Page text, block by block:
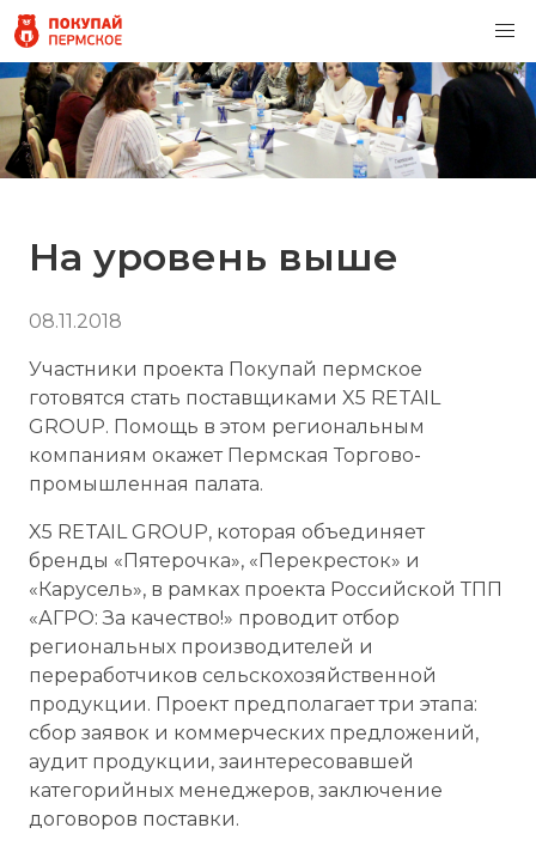
На уровень выше
08.11.2018
Участники проекта Покупай пермское
готовятся стать поставщиками X5 RETAIL
GROUP. Помощь в этом региональным
компаниям окажет Пермская Торгово-
промышленная палата.
X5 RETAIL GROUP, которая объединяет
бренды «Пятерочка», «Перекресток» и
«Карусель», в рамках проекта Российской ТПП
«АГРО: За качество!» проводит отбор
региональных производителей и
переработчиков сельскохозяйственной
продукции. Проект предполагает три этапа:
сбор заявок и коммерческих предложений,
аудит продукции, заинтересовавшей
категорийных менеджеров, заключение
договоров поставки.